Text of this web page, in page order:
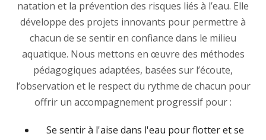
natation et la prévention des risques liés à l’eau. Elle
développe des projets innovants pour permettre à
chacun de se sentir en confiance dans le milieu
aquatique. Nous mettons en œuvre des méthodes
pédagogiques adaptées, basées sur l’écoute,
l’observation et le respect du rythme de chacun pour
offrir un accompagnement progressif pour :
Se sentir à l'aise dans l'eau pour flotter et se